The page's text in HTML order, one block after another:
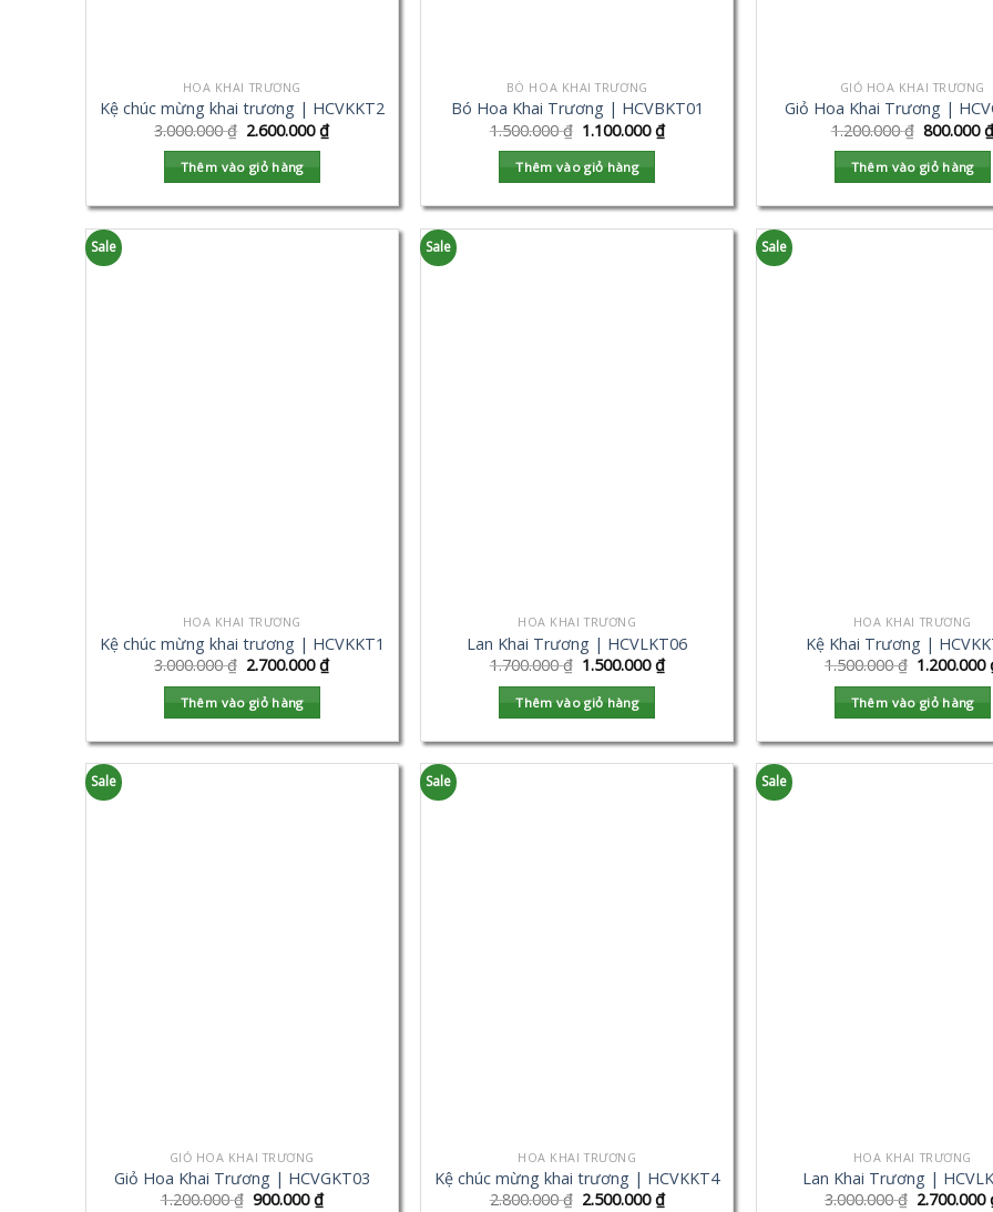
HOA KHAI TRƯƠNG
Kệ chúc mừng khai trương | HCVKKT2
3.000.000₫ 2.600.000₫
Thêm vào giỏ hàng
BÓ HOA KHAI TRƯƠNG
Bó Hoa Khai Trương | HCVBKT01
1.500.000₫ 1.100.000₫
Thêm vào giỏ hàng
GIỎ HOA KHAI TRƯƠNG
Giỏ Hoa Khai Trương |
1.200.000₫ 800.000₫
Thêm vào giỏ hàng
Sale
HOA KHAI TRƯƠNG
Kệ chúc mừng khai trương | HCVKKT1
3.000.000₫ 2.700.000₫
Thêm vào giỏ hàng
Sale
HOA KHAI TRƯƠNG
Lan Khai Trương | HCVLKT06
1.700.000₫ 1.500.000₫
Thêm vào giỏ hàng
Sale
HOA KHAI TRƯƠNG
Kệ Khai Trương |
1.500.000₫ 1.200.000
Thêm vào giỏ hàng
Sale
GIỎ HOA KHAI TRƯƠNG
Giỏ Hoa Khai Trương | HCVGKT03
1.200.000₫ 900.000₫
Sale
HOA KHAI TRƯƠNG
Kệ chúc mừng khai trương | HCVKKT4
2.800.000₫ 2.500.000₫
Sale
HOA KHAI TRƯƠNG
Lan Khai Trương |
3.000.000₫ 2.700.000